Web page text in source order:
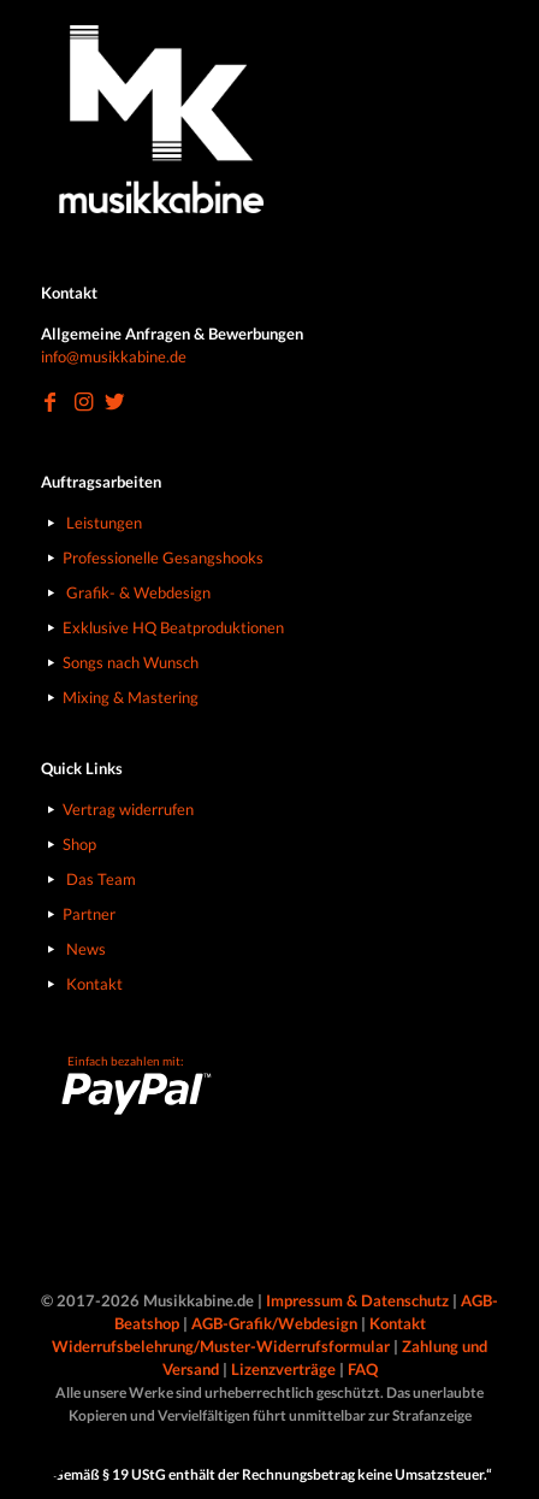
Kontakt
Allgemeine Anfragen & Bewerbungen
info@musikkabine.de
Auftragsarbeiten
Leistungen
Professionelle Gesangshooks
Grafik- & Webdesign
Exklusive HQ Beatproduktionen
Songs nach Wunsch
Mixing & Mastering
Quick Links
Vertrag widerrufen
Shop
Das Team
Partner
News
Kontakt
Einfach bezahlen mit:
© 2017-2026 Musikkabine.de | Impressum & Datenschutz | AGB-
Beatshop| AGB-Grafik/Webdesign| Kontakt
Widerrufsbelehrung/Muster-Widerrufsformular | Zahlung und
Versand| Lizenzverträge| FAQ
Alle unsere Werke sind urheberrechtlich geschützt. Das unerlaubte
Kopieren und Vervielfältigen führt unmittelbar zur Strafanzeige
„Gemäß § 19 UStG enthält der Rechnungsbetrag keine Umsatzsteuer.“